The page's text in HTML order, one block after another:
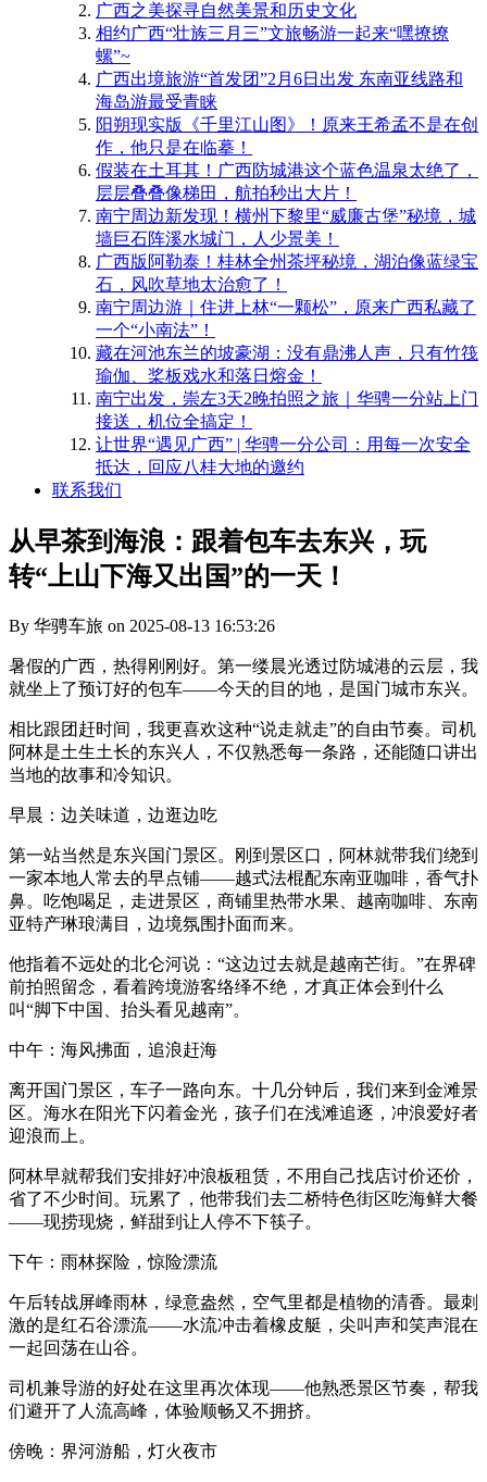
广西之美探寻自然美景和历史文化
相约广西“壮族三月三”文旅畅游一起来“嘿撩撩
螺”~
广西出境旅游“首发团”2月6日出发 东南亚线路和
海岛游最受青睐
阳朔现实版《千里江山图》！原来王希孟不是在创
作，他只是在临摹！
​假装在土耳其！广西防城港这个蓝色温泉太绝了，
层层叠叠像梯田，航拍秒出大片！
南宁周边新发现！横州下黎里“威廉古堡”秘境，城
墙巨石阵溪水城门，人少景美！
​广西版阿勒泰！桂林全州茶坪秘境，湖泊像蓝绿宝
石，风吹草地太治愈了！
南宁周边游｜住进上林“一颗松”，原来广西私藏了
一个“小南法”！
藏在河池东兰的坡豪湖：没有鼎沸人声，只有竹筏
瑜伽、桨板戏水和落日熔金！
南宁出发，崇左3天2晚拍照之旅｜华骋一分站上门
接送，机位全搞定！
​让世界“遇见广西” | 华骋一分公司：用每一次安全
抵达，回应八桂大地的邀约
联系我们
从早茶到海浪：跟着包车去东兴，玩
转“上山下海又出国”的一天！
By 华骋车旅 on 2025-08-13 16:53:26
暑假的广西，热得刚刚好。第一缕晨光透过防城港的云层，我
就坐上了预订好的包车——今天的目的地，是国门城市东兴。
相比跟团赶时间，我更喜欢这种“说走就走”的自由节奏。司机
阿林是土生土长的东兴人，不仅熟悉每一条路，还能随口讲出
当地的故事和冷知识。
早晨：边关味道，边逛边吃
第一站当然是东兴国门景区。刚到景区口，阿林就带我们绕到
一家本地人常去的早点铺——越式法棍配东南亚咖啡，香气扑
鼻。吃饱喝足，走进景区，商铺里热带水果、越南咖啡、东南
亚特产琳琅满目，边境氛围扑面而来。
他指着不远处的北仑河说：“这边过去就是越南芒街。”在界碑
前拍照留念，看着跨境游客络绎不绝，才真正体会到什么
叫“脚下中国、抬头看见越南”。
中午：海风拂面，追浪赶海
离开国门景区，车子一路向东。十几分钟后，我们来到金滩景
区。海水在阳光下闪着金光，孩子们在浅滩追逐，冲浪爱好者
迎浪而上。
阿林早就帮我们安排好冲浪板租赁，不用自己找店讨价还价，
省了不少时间。玩累了，他带我们去二桥特色街区吃海鲜大餐
——现捞现烧，鲜甜到让人停不下筷子。
下午：雨林探险，惊险漂流
午后转战屏峰雨林，绿意盎然，空气里都是植物的清香。最刺
激的是红石谷漂流——水流冲击着橡皮艇，尖叫声和笑声混在
一起回荡在山谷。
司机兼导游的好处在这里再次体现——他熟悉景区节奏，帮我
们避开了人流高峰，体验顺畅又不拥挤。
傍晚：界河游船，灯火夜市